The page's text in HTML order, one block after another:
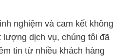
nghiệm và cam kết không
lượng dịch vụ, chúng tôi đã
tin từ nhiều khách hàng